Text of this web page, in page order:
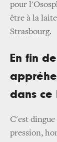
pour
être à la
Strasbourg.
En fin
dans ce
C'est
pression,